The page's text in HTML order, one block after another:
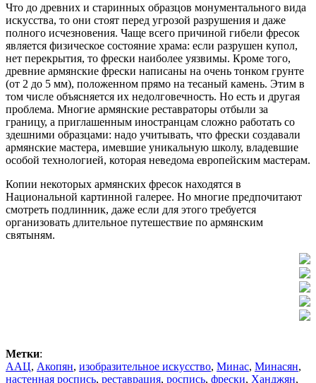
Что до древних и старинных образцов монументального вида
искусства, то они стоят перед угрозой разрушения и даже
полного исчезновения. Чаще всего причиной гибели фресок
является физическое состояние храма: если разрушен купол,
нет перекрытия, то фрески наиболее уязвимы. Кроме того,
древние армянские фрески написаны на очень тонком грунте
(от 2 до 5 мм), положенном прямо на тесаный камень. Этим в
том числе объясняется их недолговечность. Но есть и другая
проблема. Многие армянские реставраторы отбыли за
границу, а приглашенным иностранцам сложно работать со
здешними образцами: надо учитывать, что фрески создавали
армянские мастера, имевшие уникальную школу, владевшие
особой технологией, которая неведома европейским мастерам.
Копии некоторых армянских фресок находятся в
Национальной картинной галерее. Но многие предпочитают
смотреть подлинник, даже если для этого требуется
организовать длительное путешествие по армянским
святыням.
Метки:
ААЦ, Акопян, изобразительное искусство, Минас, Минасян,
настенная роспись, реставрация, роспись, фрески, Ханджян,